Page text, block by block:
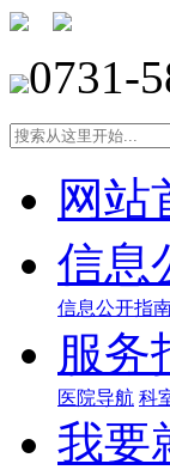
0731-
网站
信息
信息公开指
服务
医院导航 科
我要